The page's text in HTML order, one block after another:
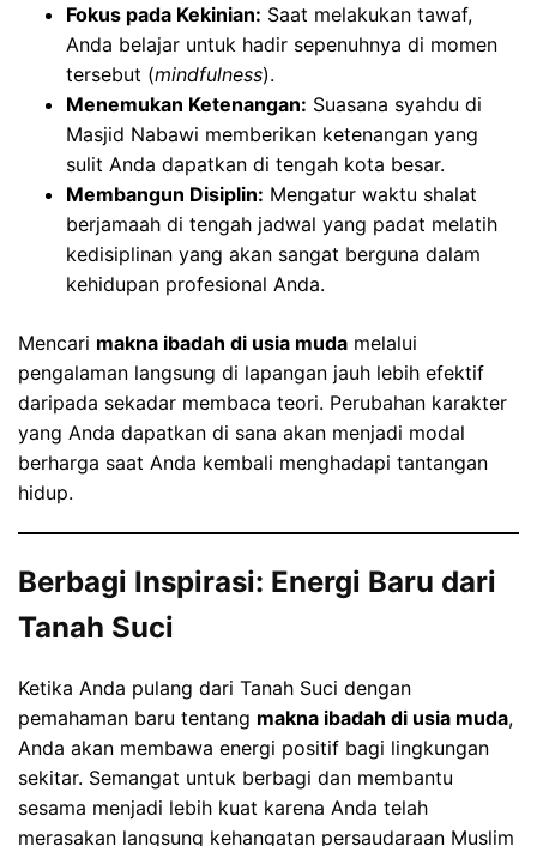
Fokus pada Kekinian: Saat melakukan tawaf,
Anda belajar untuk hadir sepenuhnya di momen
tersebut (mindfulness).
Menemukan Ketenangan: Suasana syahdu di
Masjid Nabawi memberikan ketenangan yang
sulit Anda dapatkan di tengah kota besar.
Membangun Disiplin: Mengatur waktu shalat
berjamaah di tengah jadwal yang padat melatih
kedisiplinan yang akan sangat berguna dalam
kehidupan profesional Anda.
Mencari makna ibadah di usia muda melalui
pengalaman langsung di lapangan jauh lebih efektif
daripada sekadar membaca teori. Perubahan karakter
yang Anda dapatkan di sana akan menjadi modal
berharga saat Anda kembali menghadapi tantangan
hidup.
Berbagi Inspirasi: Energi Baru dari
Tanah Suci
Ketika Anda pulang dari Tanah Suci dengan
pemahaman baru tentang makna ibadah di usia muda,
Anda akan membawa energi positif bagi lingkungan
sekitar. Semangat untuk berbagi dan membantu
sesama menjadi lebih kuat karena Anda telah
merasakan langsung kehangatan persaudaraan Muslim